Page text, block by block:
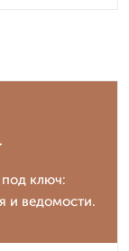
ключ:
и ведомости.